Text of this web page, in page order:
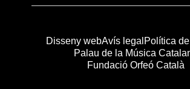
Disseny webAvís legal Política
Palau de la Música
Fundació Orfeó Català